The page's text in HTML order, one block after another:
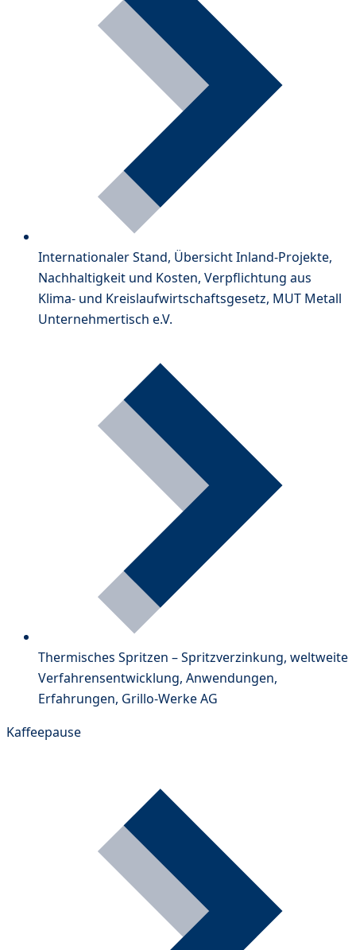
Internationaler Stand, Übersicht Inland-Projekte,
Nachhaltigkeit und Kosten, Verpflichtung aus
Klima- und Kreislaufwirtschaftsgesetz, MUT Metall
Unternehmertisch e.V.
Thermisches Spritzen – Spritzverzinkung, weltweite
Verfahrensentwicklung, Anwendungen,
Erfahrungen, Grillo-Werke AG
Kaffeepause